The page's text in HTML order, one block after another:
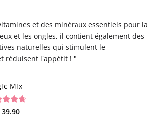
et des minéraux essentiels pour la
et les ongles, il contient également des
naturelles qui stimulent le
réduisent l'appétit ! "
Mix
4.65
39.90